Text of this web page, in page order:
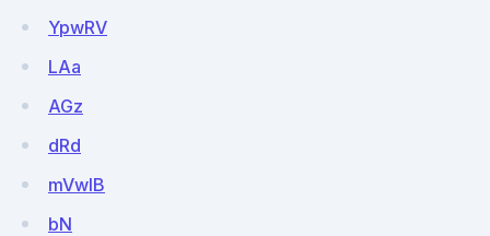
YpwRV
LAa
AGz
dRd
mVwIB
bN